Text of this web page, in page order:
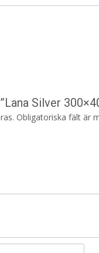
Silver
Obligatoriska fält är